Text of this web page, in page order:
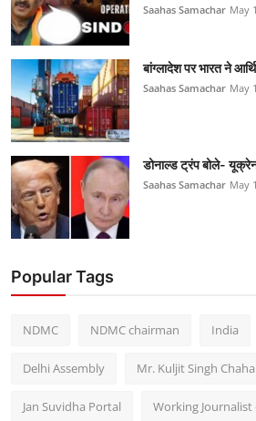
Saahas Samachar May
बांग्लादेश पर भारत ने
Saahas Samachar May
डोनाल्ड ट्रंप बोले-
Saahas Samachar May
Popular Tags
NDMC NDMC chairman India
Delhi Assembly Mr. Kuljit Singh Chahal
Jan Suvidha Portal Working Journalist